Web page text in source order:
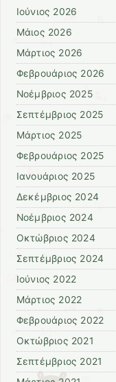
Ιούνιος 2026
Μάιος 2026
Μάρτιος 2026
Φεβρουάριος 2026
Νοέμβριος 2025
Σεπτέμβριος 2025
Μάρτιος 2025
Φεβρουάριος 2025
Ιανουάριος 2025
Δεκέμβριος 2024
Νοέμβριος 2024
Οκτώβριος 2024
Σεπτέμβριος 2024
Ιούνιος 2022
Μάρτιος 2022
Φεβρουάριος 2022
Οκτώβριος 2021
Σεπτέμβριος 2021